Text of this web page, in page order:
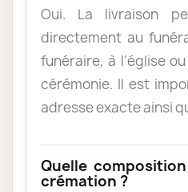
Oui. La livraison
directement au
funéraire, à l’église
cérémonie. Il est
adresse exacte ainsi
Quelle
crémation ?